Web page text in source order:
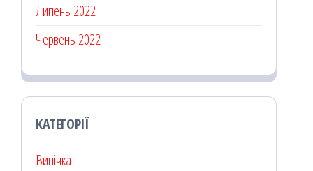
Липень 2022
Червень 2022
КАТЕГОРІЇ
Випічка